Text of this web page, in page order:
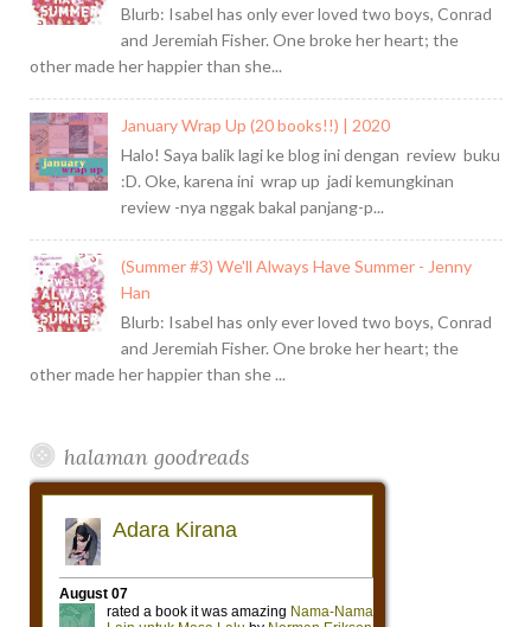
Blurb: Isabel has only ever loved two boys, Conrad
and Jeremiah Fisher. One broke her heart; the
other made her happier than she...
January Wrap Up (20 books!!) | 2020
Halo! Saya balik lagi ke blog ini dengan review buku
:D. Oke, karena ini wrap up jadi kemungkinan
review -nya nggak bakal panjang-p...
(Summer #3) We'll Always Have Summer - Jenny
Han
Blurb: Isabel has only ever loved two boys, Conrad
and Jeremiah Fisher. One broke her heart; the
other made her happier than she ...
halaman goodreads